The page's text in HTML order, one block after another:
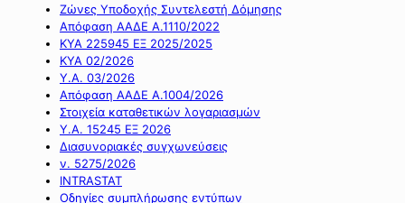
Ζώνες Υποδοχής Συντελεστή Δόμησης
Απόφαση ΑΑΔΕ Α.1110/2022
ΚΥΑ 225945 ΕΞ 2025/2025
ΚΥΑ 02/2026
Υ.Α. 03/2026
Απόφαση ΑΑΔΕ Α.1004/2026
Στοιχεία καταθετικών λογαριασμών
Υ.Α. 15245 ΕΞ 2026
Διασυνοριακές συγχωνεύσεις
ν. 5275/2026
INTRASTAT
Οδηγίες συμπλήρωσης εντύπων